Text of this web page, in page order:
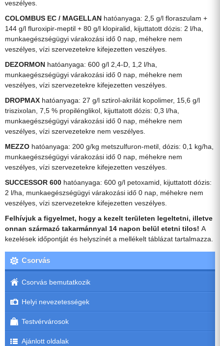
veszélyes.
COLOMBUS EC / MAGELLAN hatóanyaga: 2,5 g/l floraszulam +
144 g/l fluroxipir-meptil + 80 g/l klopiralid, kijuttatott dózis: 2 l/ha,
munkaegészségügyi várakozási idő 0 nap, méhekre nem
veszélyes, vízi szervezetekre kifejezetten veszélyes.
DEZORMON hatóanyaga: 600 g/l 2,4-D, 1,2 l/ha,
munkaegészségügyi várakozási idő 0 nap, méhekre nem
veszélyes, vízi szervezetekre kifejezetten veszélyes.
DROPMAX hatóanyaga: 27 g/l sztirol-akrilát kopolimer, 15,6 g/l
triszixolan, 7,5 % propilénglikol, kijuttatott dózis: 0,3 l/ha,
munkaegészségügyi várakozási idő 0 nap, méhekre nem
veszélyes, vízi szervezetekre nem veszélyes.
MEZZO hatóanyaga: 200 g/kg metszulfuron-metil, dózis: 0,1 kg/ha,
munkaegészségügyi várakozási idő 0 nap, méhekre nem
veszélyes, vízi szervezetekre kifejezetten veszélyes.
SUCCESSOR 600 hatóanyaga: 600 g/l petoxamid, kijuttatott dózis:
2 l/ha, munkaegészségügyi várakozási idő 0 nap, méhekre nem
veszélyes, vízi szervezetekre kifejezetten veszélyes.
Felhívjuk a figyelmet, hogy a kezelt területen legeltetni, illetve
onnan származó takarmánnyal 14 napon belül etetni tilos! A
kezelések időpontját és helyszínét a mellékelt táblázat tartalmazza.
Csorvás
Csorvás bemutatkozik
Helyi nevezetességek
Testvérvárosok
Ajánlott oldalak